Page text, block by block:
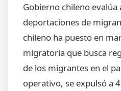
Gobierno chileno evalúa
deportaciones de
chileno ha puesto en
migratoria que busca
de los migrantes en el
operativo, se expulsó a